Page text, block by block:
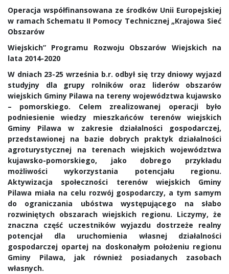
Operacja współfinansowana ze środków Unii Europejskiej
w ramach Schematu II Pomocy Technicznej „Krajowa Sieć
Obszarów
Wiejskich” Programu Rozwoju Obszarów Wiejskich na
lata 2014-2020
W dniach 23-25 września b.r. odbył się trzy dniowy wyjazd
studyjny dla grupy rolników oraz liderów obszarów
wiejskich Gminy Pilawa na tereny województwa kujawsko
– pomorskiego. Celem zrealizowanej operacji było
podniesienie wiedzy mieszkańców terenów wiejskich
Gminy Pilawa w zakresie działalności gospodarczej,
przedstawionej na bazie dobrych praktyk działalności
agroturystycznej na terenach wiejskich województwa
kujawsko-pomorskiego, jako dobrego przykładu
możliwości wykorzystania potencjału regionu.
Aktywizacja społeczności terenów wiejskich Gminy
Pilawa miała na celu rozwój gospodarczy, a tym samym
do ograniczania ubóstwa występującego na słabo
rozwiniętych obszarach wiejskich regionu. Liczymy, że
znaczna część uczestników wyjazdu dostrzeże realny
potencjał dla uruchomienia własnej działalności
gospodarczej opartej na doskonałym położeniu regionu
Gminy Pilawa, jak również posiadanych zasobach
własnych.